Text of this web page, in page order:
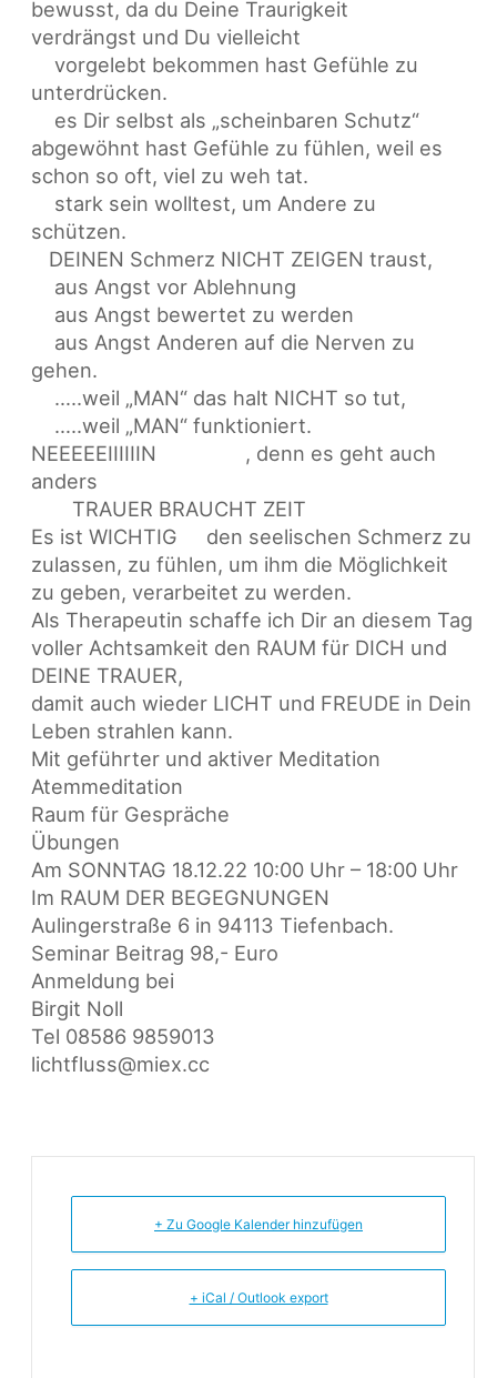
bewusst, da du Deine Traurigkeit
verdrängst und Du vielleicht
vorgelebt bekommen hast Gefühle zu
unterdrücken.
es Dir selbst als „scheinbaren Schutz“
abgewöhnt hast Gefühle zu fühlen, weil es
schon so oft, viel zu weh tat.
stark sein wolltest, um Andere zu
schützen.
DEINEN Schmerz NICHT ZEIGEN traust,
aus Angst vor Ablehnung
aus Angst bewertet zu werden
aus Angst Anderen auf die Nerven zu
gehen.
…..weil „MAN“ das halt NICHT so tut,
…..weil „MAN“ funktioniert.
NEEEEEIIIIIIN
, denn es geht auch
anders
TRAUER BRAUCHT ZEIT
Es ist WICHTIG
den seelischen Schmerz zu
zulassen, zu fühlen, um ihm die Möglichkeit
zu geben, verarbeitet zu werden.
Als Therapeutin schaffe ich Dir an diesem Tag
voller Achtsamkeit den RAUM für DICH und
DEINE TRAUER,
damit auch wieder LICHT und FREUDE in Dein
Leben strahlen kann.
Mit geführter und aktiver Meditation
Atemmeditation
Raum für Gespräche
Übungen
Am SONNTAG 18.12.22 10:00 Uhr – 18:00 Uhr
Im RAUM DER BEGEGNUNGEN
Aulingerstraße 6 in 94113 Tiefenbach.
Seminar Beitrag 98,- Euro
Anmeldung bei
Birgit Noll
Tel 08586 9859013
lichtfluss@miex.cc
+ Zu Google Kalender hinzufügen
+ iCal / Outlook export